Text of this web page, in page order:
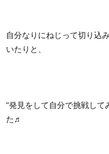
自分なりにねじって切り込
いたりと、
“発見をして自分で挑戦して
た♬